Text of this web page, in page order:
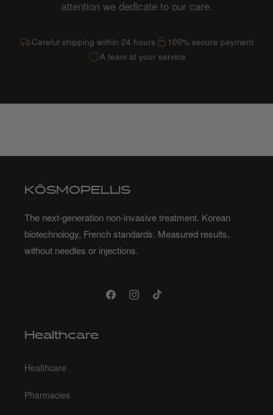
attention we dedicate to our care.
Careful shipping within 24 hours
100% secure payment
A team at your service
KŌSMOPELLIS
The next-generation non-invasive treatment. Korean
biotechnology, French standards. Measured results,
without needles or injections.
FacebookInstagramTikTok
Healthcare
Healthcare
Pharmacies